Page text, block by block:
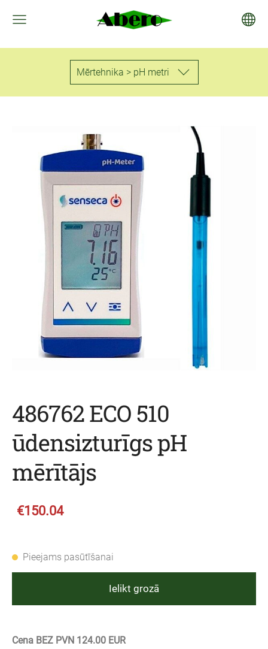
Mērtehnika > pH metri
486762 ECO 510
ūdensizturīgs pH
mērītājs
€150.04
Pieejams pasūtīšanai
Ielikt grozā
Cena BEZ PVN 124.00 EUR